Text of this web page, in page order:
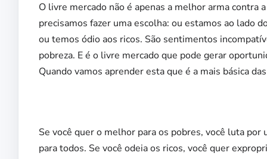
O livre mercado não é apenas a melhor arma contra
precisamos fazer uma escolha: ou estamos ao lado
ou temos ódio aos ricos. São sentimentos
pobreza. E é o livre mercado que pode gerar
Quando vamos aprender esta que é a mais básica
Se você quer o melhor para os pobres, você luta
para todos. Se você odeia os ricos, você quer